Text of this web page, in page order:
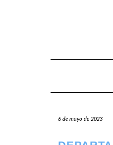
6 de mayo de 2023